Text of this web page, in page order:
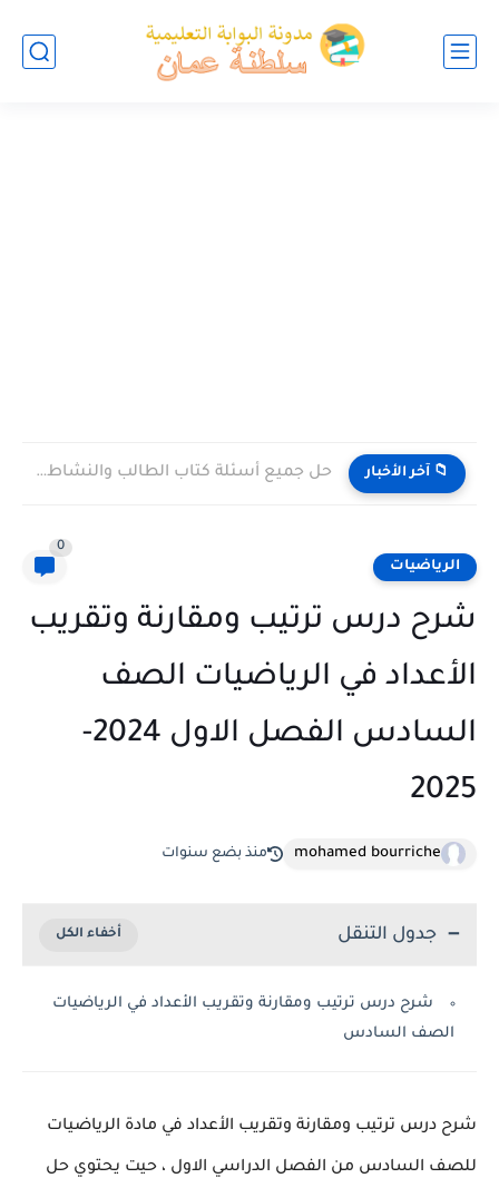
📁 آخر الأخبار حل جميع أسئلة كتاب الطالب والنشاط في الاحياء للصف العاشر...
الرياضيات
0
شرح درس ترتيب ومقارنة وتقريب
الأعداد في الرياضيات الصف
السادس الفصل الاول 2024-
2025
mohamed bourriche منذ بضع سنوات
جدول التنقل
شرح درس ترتيب ومقارنة وتقريب الأعداد في الرياضيات
الصف السادس
شرح درس ترتيب ومقارنة وتقريب الأعداد في مادة الرياضيات
للصف السادس من الفصل الدراسي الاول ، حيت يحتوي حل